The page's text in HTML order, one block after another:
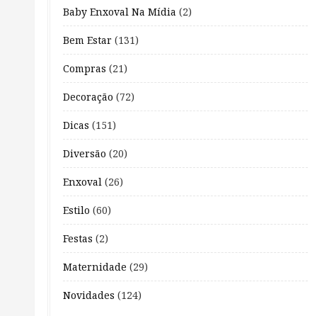
Baby Enxoval Na Mídia (2)
Bem Estar (131)
Compras (21)
Decoração (72)
Dicas (151)
Diversão (20)
Enxoval (26)
Estilo (60)
Festas (2)
Maternidade (29)
Novidades (124)